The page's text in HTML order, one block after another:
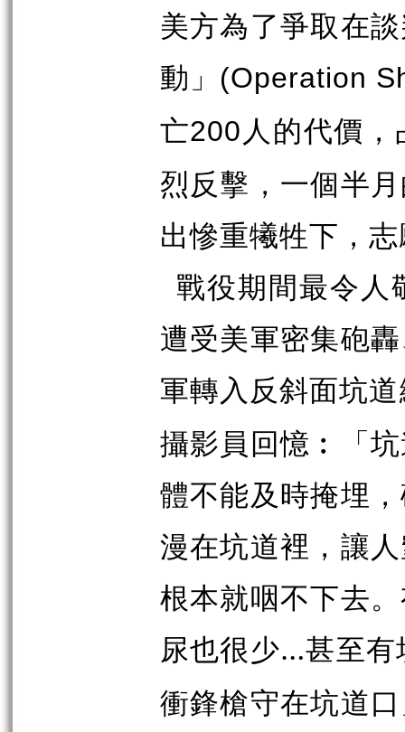
美方為了爭取在
動」
(Operation
亡200 人的代價
烈反擊，一個半
出慘重犧牲下，
戰役期間最令人
遭受美軍密集砲
軍轉入反斜面坑
攝影員回憶︰「
體不能及時掩埋
漫在坑道裡，讓
根本就咽不下去
尿也很少…甚至有
衝鋒槍守在坑道